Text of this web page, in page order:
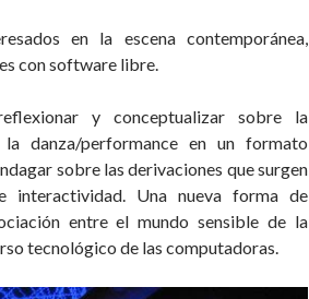
en la escena contemporánea,
con software libre.
y conceptualizar sobre la
danza/performance en un formato
sobre las derivaciones que surgen
interactividad. Una nueva forma de
entre el mundo sensible de la
tecnológico de las computadoras.